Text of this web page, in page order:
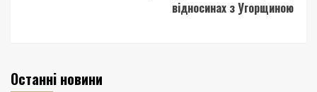
відносинах з Угорщиною
Останні новини